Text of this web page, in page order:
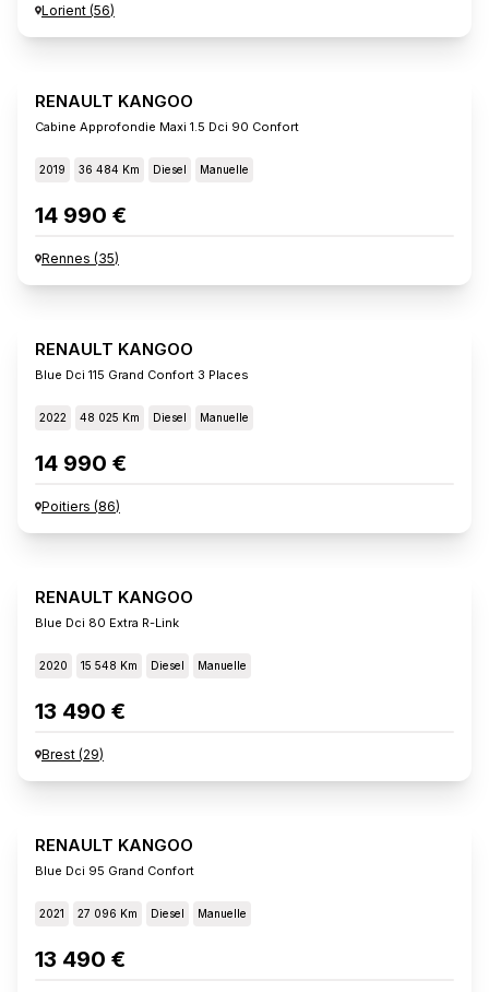
Lorient (56)
RENAULT KANGOO
Cabine Approfondie Maxi 1.5 Dci 90 Confort
2019 36 484 Km Diesel Manuelle
14 990 €
Rennes (35)
RENAULT KANGOO
Blue Dci 115 Grand Confort 3 Places
2022 48 025 Km Diesel Manuelle
14 990 €
Poitiers (86)
RENAULT KANGOO
Blue Dci 80 Extra R-Link
2020 15 548 Km Diesel Manuelle
13 490 €
Brest (29)
RENAULT KANGOO
Blue Dci 95 Grand Confort
2021 27 096 Km Diesel Manuelle
13 490 €